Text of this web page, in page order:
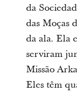
da
das Moças
da ala. Ela
serviram
Missão
Eles têm